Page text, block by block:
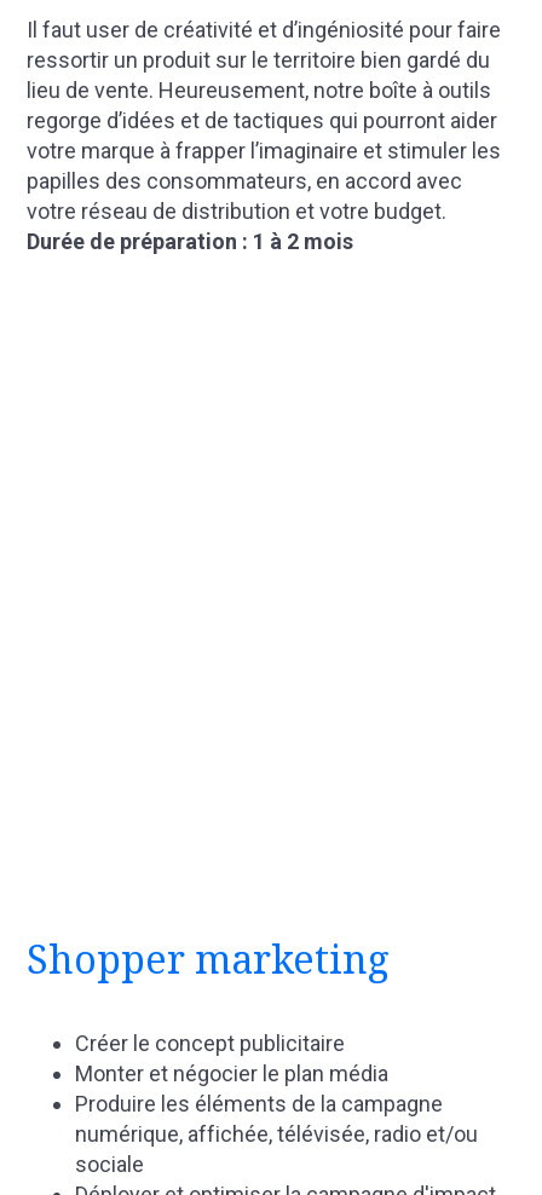
Il faut user de créativité et d’ingéniosité pour faire
ressortir un produit sur le territoire bien gardé du
lieu de vente. Heureusement, notre boîte à outils
regorge d’idées et de tactiques qui pourront aider
votre marque à frapper l’imaginaire et stimuler les
papilles des consommateurs, en accord avec
votre réseau de distribution et votre budget.
Durée de préparation : 1 à 2 mois
Shopper marketing
Créer le concept publicitaire
Monter et négocier le plan média
Produire les éléments de la campagne
numérique, affichée, télévisée, radio et/ou
sociale